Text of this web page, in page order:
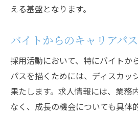
える基盤となります。
バイトからのキャリアパ
採用活動において、特にバイトか
パスを描くためには、ディスカッ
果たします。求人情報には、業務
なく、成長の機会についても具体